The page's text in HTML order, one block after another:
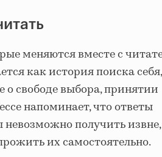
меняются вместе с
как история поиска себя,
свободе выбора, принятии
напоминает, что ответы
получить
их самостоятельно.